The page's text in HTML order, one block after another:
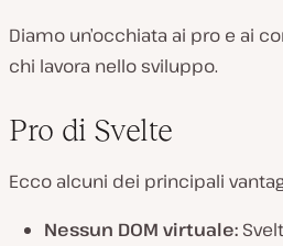
Diamo un’occhiata ai pro e ai
chi lavora nello sviluppo.
Pro di Svelte
Ecco alcuni dei principali
Nessun DOM virtuale: